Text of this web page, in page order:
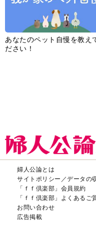
あなたのペット自慢を教え
ださい！
婦人公論とは
サイトポリシー／データの
「ｆｆ倶楽部」会員規約
「ｆｆ倶楽部」よくあるご
お問い合わせ
広告掲載